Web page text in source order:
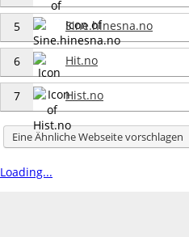
5 Sine.hinesna.no
6 Hit.no
7 Hist.no
Eine Ähnliche Webseite vorschlagen
Loading...